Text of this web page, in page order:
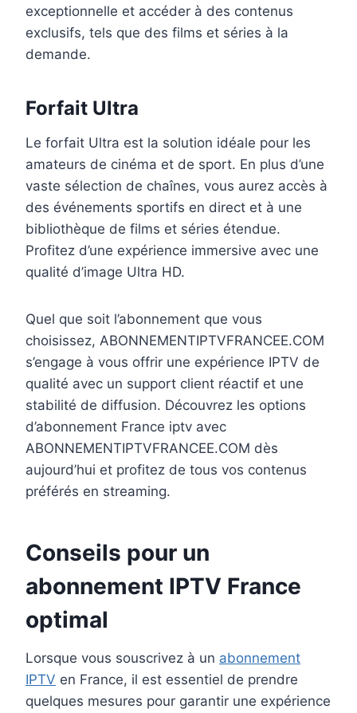
exceptionnelle et accéder à des contenus
exclusifs, tels que des films et séries à la
demande.
Forfait Ultra
Le forfait Ultra est la solution idéale pour les
amateurs de cinéma et de sport. En plus d’une
vaste sélection de chaînes, vous aurez accès à
des événements sportifs en direct et à une
bibliothèque de films et séries étendue.
Profitez d’une expérience immersive avec une
qualité d’image Ultra HD.
Quel que soit l’abonnement que vous
choisissez, ABONNEMENTIPTVFRANCEE.COM
s’engage à vous offrir une expérience IPTV de
qualité avec un support client réactif et une
stabilité de diffusion. Découvrez les options
d’abonnement France iptv avec
ABONNEMENTIPTVFRANCEE.COM dès
aujourd’hui et profitez de tous vos contenus
préférés en streaming.
Conseils pour un
abonnement IPTV France
optimal
Lorsque vous souscrivez à un abonnement
IPTV en France, il est essentiel de prendre
quelques mesures pour garantir une expérience